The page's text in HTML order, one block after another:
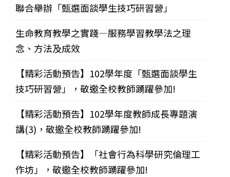
聯合舉辦「甄選面談學生技巧研習營」
生命教育教學之實踐—服務學習教學法之理
念、方法及成效
【精彩活動預告】102學年度「甄選面談學生
技巧研習營」，敬邀全校教師踴躍參加!
【精彩活動預告】102學年度教師成長專題演
講(3)，敬邀全校教師踴躍參加!
【精彩活動預告】「社會行為科學研究倫理工
作坊」，敬邀全校教師踴躍參加!